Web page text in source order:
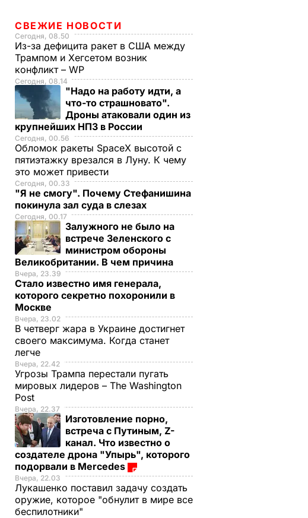
СВЕЖИЕ НОВОСТИ
Сегодня, 08.50
Из-за дефицита ракет в США между
Трампом и Хегсетом возник
конфликт – WP
Сегодня, 08.14
"Надо на работу идти, а
что-то страшновато".
Дроны атаковали один из
крупнейших НПЗ в России
Сегодня, 00.56
Обломок ракеты SpaceX высотой с
пятиэтажку врезался в Луну. К чему
это может привести
Сегодня, 00.33
"Я не смогу". Почему Стефанишина
покинула зал суда в слезах
Сегодня, 00.17
Залужного не было на
встрече Зеленского с
министром обороны
Великобритании. В чем причина
Вчера, 23.39
Стало известно имя генерала,
которого секретно похоронили в
Москве
Вчера, 23.02
В четверг жара в Украине достигнет
своего максимума. Когда станет
легче
Вчера, 22.42
Угрозы Трампа перестали пугать
мировых лидеров – The Washington
Post
Вчера, 22.37
Изготовление порно,
встреча с Путиным, Z-
канал. Что известно о
создателе дрона "Упырь", которого
подорвали в Mercedes
Вчера, 22.03
Лукашенко поставил задачу создать
оружие, которое "обнулит в мире все
беспилотники"